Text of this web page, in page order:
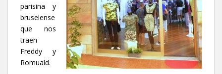
parisina y
bruselense
que nos
traen
Freddy y
Romuald.